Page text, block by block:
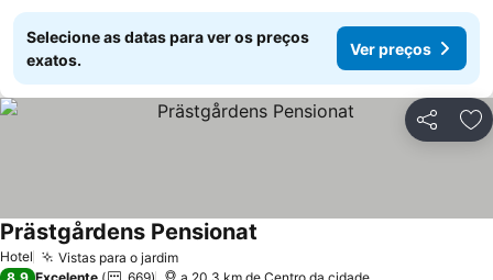
Selecione as datas para ver os preços
exatos.
Ver preços
Partilhar
Hotel Vistas para o jardimVer preços
Prästgårdens Pensionat